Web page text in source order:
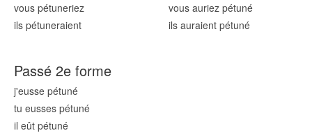
vous pétuneriez
ils pétuneraient
vous auriez pétuné
ils auraient pétuné
Passé 2e forme
j'eusse pétuné
tu eusses pétuné
il eût pétuné